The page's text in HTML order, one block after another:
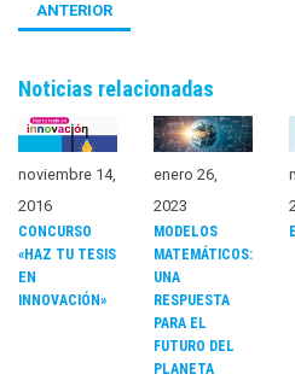
ANTERIOR
Noticias relacionadas
noviembre 14,
2016
CONCURSO
«HAZ TU TESIS
EN
INNOVACIÓN»
enero 26,
2023
MODELOS
MATEMÁTICOS:
UNA
RESPUESTA
PARA EL
FUTURO DEL
PLANETA